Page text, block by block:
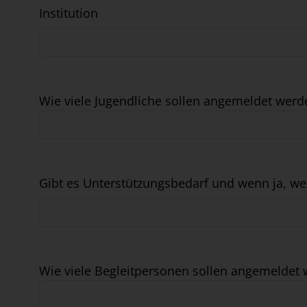
Institution
Wie viele Jugendliche sollen angemeldet
Gibt es Unterstützungsbedarf und wenn ja,
Wie viele Begleitpersonen sollen angemeldet